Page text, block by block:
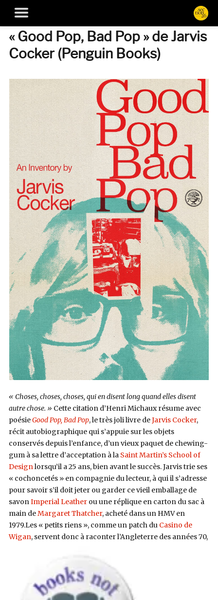
« Good Pop, Bad Pop » de Jarvis
Cocker (Penguin Books)
« Choses, choses, choses, qui en disent long quand elles disent
autre chose. » Cette citation d’Henri Michaux résume avec
poésieGood Pop, Bad Pop, le très joli livre deJarvis Cocker,
récit autobiographique qui s’appuie sur les objets
conservés depuis l’enfance, d’un vieux paquet de chewing-
gum à sa lettre d’acceptation à la Saint Martin’s School of
Designlorsqu’il a 25 ans, bien avant le succès. Jarvis trie ses
« cochoncetés » en compagnie du lecteur, à qui il s’adresse
pour savoir s’il doit jeter ou garder ce vieil emballage de
savonImperial Leatherou une réplique en carton du sac à
main deMargaret Thatcher, acheté dans un HMV en
1979.Les « petits riens », comme un patch du Casino de
Wigan, servent donc à raconter l’Angleterre des années 70,